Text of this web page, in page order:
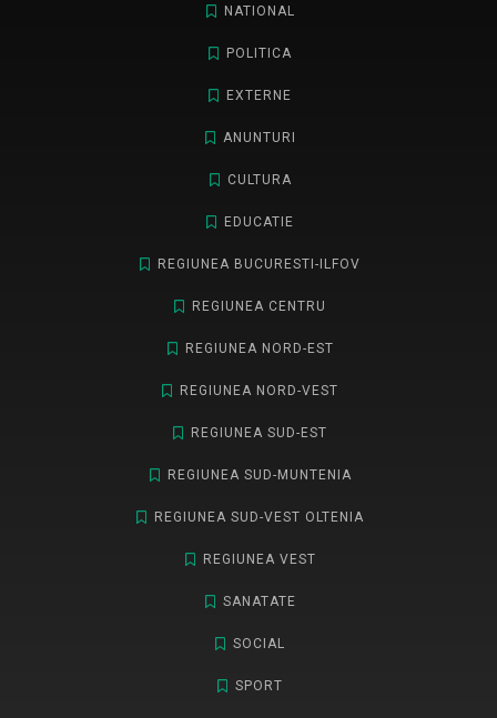
NATIONAL
POLITICA
EXTERNE
ANUNTURI
CULTURA
EDUCATIE
REGIUNEA BUCURESTI-ILFOV
REGIUNEA CENTRU
REGIUNEA NORD-EST
REGIUNEA NORD-VEST
REGIUNEA SUD-EST
REGIUNEA SUD-MUNTENIA
REGIUNEA SUD-VEST OLTENIA
REGIUNEA VEST
SANATATE
SOCIAL
SPORT